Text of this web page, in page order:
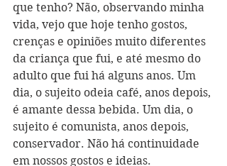
que tenho? Não, observando minha
vida, vejo que hoje tenho gostos,
crenças e opiniões muito diferentes
da criança que fui, e até mesmo do
adulto que fui há alguns anos. Um
dia, o sujeito odeia café, anos depois,
é amante dessa bebida. Um dia, o
sujeito é comunista, anos depois,
conservador. Não há continuidade
em nossos gostos e ideias.